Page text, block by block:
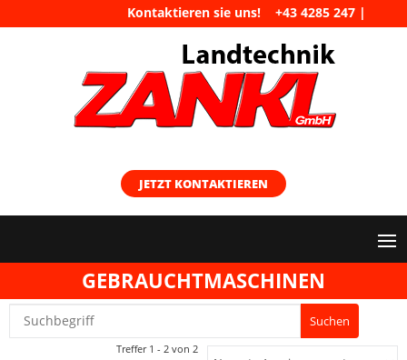
Kontaktieren sie uns!+43 4285 247 |
maschinen@landtechnik-zankl.at
JETZT KONTAKTIEREN
GEBRAUCHTMASCHINEN
Treffer 1 - 2 von 2